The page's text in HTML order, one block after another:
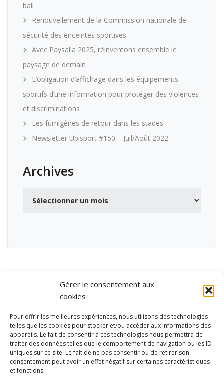
Gérer le consentement aux
cookies
Pour offrir les meilleures expériences, nous utilisons des technologies
telles que les cookies pour stocker et/ou accéder aux informations des
appareils. Le fait de consentir à ces technologies nous permettra de
traiter des données telles que le comportement de navigation ou les ID
uniques sur ce site. Le fait de ne pas consentir ou de retirer son
consentement peut avoir un effet négatif sur certaines caractéristiques
et fonctions.
ball
Renouvellement de la Commission nationale de
sécurité des enceintes sportives
Avec Paysalia 2025, réinventons ensemble le
paysage de demain
L’obligation d’affichage dans les équipements
sportifs d’une information pour protéger des violences
et discriminations
Les fumigènes de retour dans les stades
Newsletter Ubisport #150 – Juil/Août 2022
Archives